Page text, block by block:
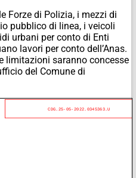
Forze di Polizia, i mezzi di
pubblico di linea, i veicoli
urbani per conto di Enti
lavori per conto dell’Anas.
limitazioni saranno concesse
del Comune di